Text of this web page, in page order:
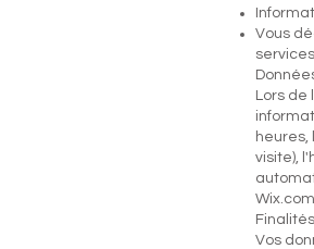
Vous
Lors
heures,
visite),
Wix.com
Vos